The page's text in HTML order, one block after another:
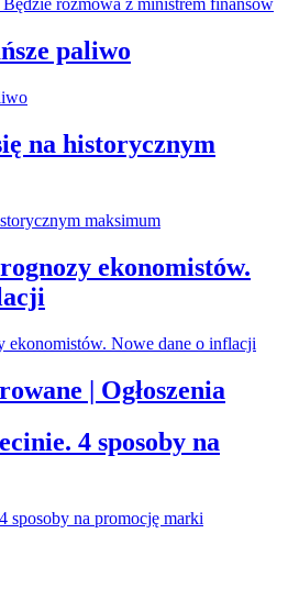
paliwo
na historycznym
ekonomistów.
| Ogłoszenia
4 sposoby na